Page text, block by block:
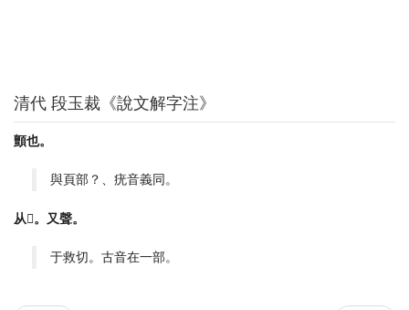
清代 段玉裁《說文解字注》
顫也。
與頁部？、疣音義同。
从𤕫。又聲。
于救切。古音在一部。